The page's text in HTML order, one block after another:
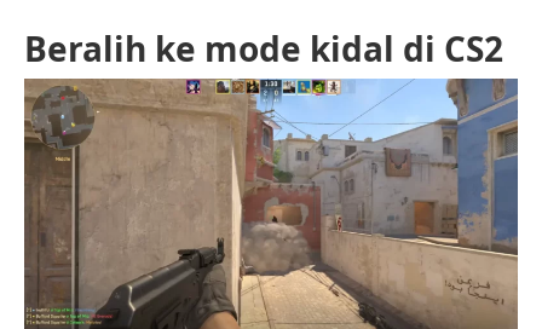
Beralih ke mode kidal di CS2